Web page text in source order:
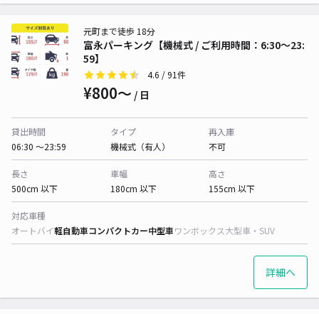
富永パーキング【機械式 / ご利用時間：6:30～23:
59】
元町まで徒歩 18分
4.6 / 91件
¥800〜 / 日
貸出時間
06:30 〜23:59
タイプ
機械式（有人）
再入庫
不可
長さ
500cm 以下
車幅
180cm 以下
高さ
155cm 以下
対応車種
オートバイ軽自動車コンパクトカー中型車ワンボックス大型車・SUV
詳細へ